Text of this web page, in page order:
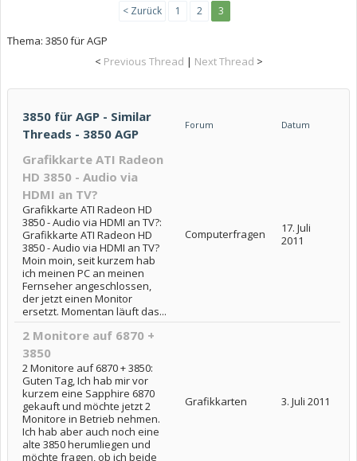
< Zurück 1 2 3
Thema: 3850 für AGP
< Previous Thread | Next Thread >
3850 für AGP - Similar
Threads - 3850 AGP
Forum Datum
Grafikkarte ATI Radeon
HD 3850 - Audio via
HDMI an TV?
Grafikkarte ATI Radeon HD
3850 - Audio via HDMI an TV?:
Grafikkarte ATI Radeon HD
3850 - Audio via HDMI an TV?
Moin moin, seit kurzem hab
ich meinen PC an meinen
Fernseher angeschlossen,
der jetzt einen Monitor
ersetzt. Momentan läuft das...
Computerfragen
17. Juli
2011
2 Monitore auf 6870 +
3850
2 Monitore auf 6870 + 3850:
Guten Tag, Ich hab mir vor
kurzem eine Sapphire 6870
gekauft und möchte jetzt 2
Monitore in Betrieb nehmen.
Ich hab aber auch noch eine
alte 3850 herumliegen und
möchte fragen, ob ich beide
Grafikkarten 3. Juli 2011